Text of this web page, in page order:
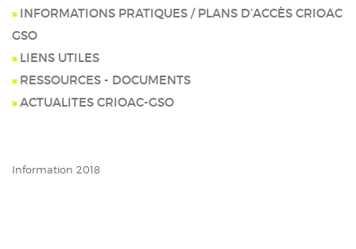
INFORMATIONS PRATIQUES / PLANS D’ACCÈS CRIOAC
GSO
LIENS UTILES
RESSOURCES - DOCUMENTS
ACTUALITES CRIOAC-GSO
Information 2018